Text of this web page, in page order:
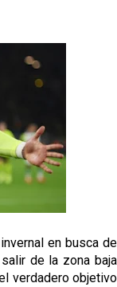
su nuevo
el centro
al Genoa
salir
en busca de
de la zona baja
verdadero objetivo